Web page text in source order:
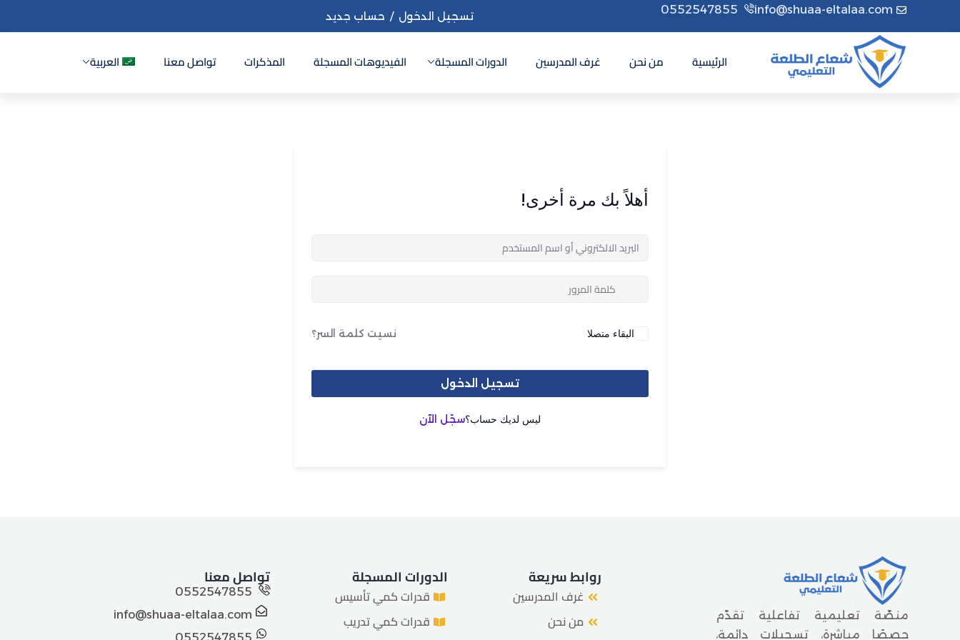
info@shuaa-eltalaa.com
0552547855 تسجيل الدخول / حساب جديد
الرئيسية من نحن غرف المدرسين الدورات المسجلة الفيديوهات المسجلة المذكرات تواصل معنا العربية
أهلاً بك مرة أخرى!
البقاء متصلا نسيت كلمة السر؟
تسجيل الدخول
ليس لديك حساب؟سجّل الآن
منصّة تعليمية تفاعلية تقدّم
حصصًا مباشرة، تسجيلات دائمة،
روابط سريعة
غرف المدرسين
من نحن
الدورات المسجلة
قدرات كمي تأسيس
قدرات كمي تدريب
تواصل معنا
0552547855
info@shuaa-eltalaa.com
Don’t have an account?Sign up
تذكرني هل فقدت كلمة المرور الخاصة بك؟